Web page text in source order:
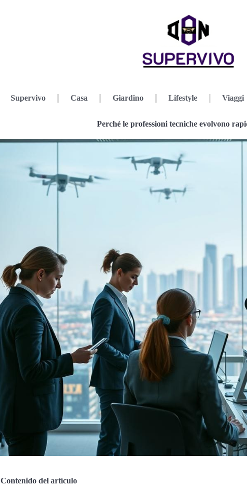
Supervivo Casa Giardino Lifestyle Viaggi
Perché le professioni tecniche evolvono
Contenido del artículo